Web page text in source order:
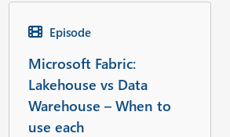
Episode
Microsoft Fabric:
Lakehouse vs Data
Warehouse – When to
use each